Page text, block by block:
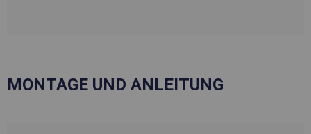
MONTAGE UND ANLEITUNG